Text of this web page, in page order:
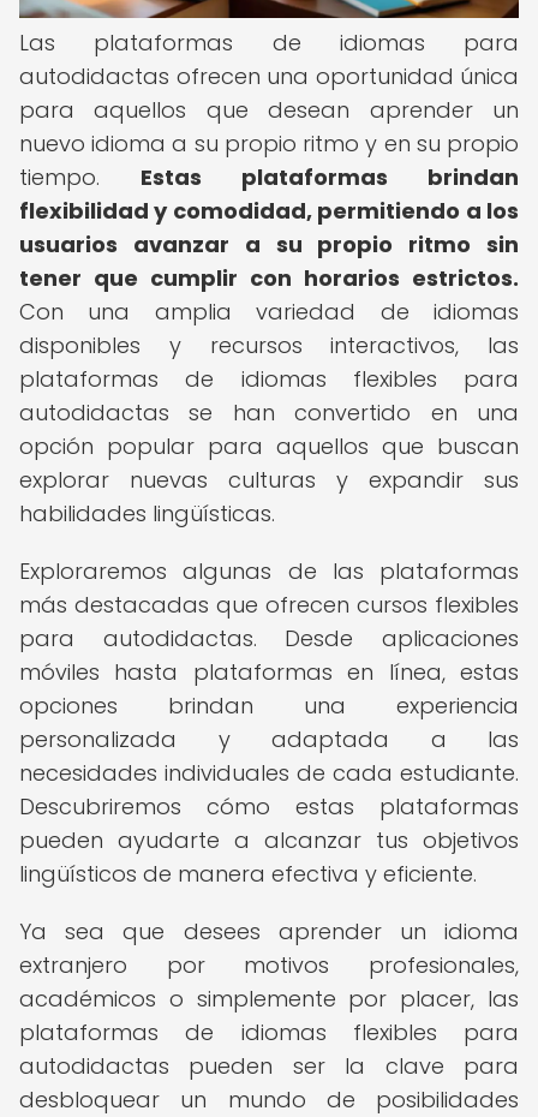
Las plataformas de idiomas para
autodidactas ofrecen una oportunidad única
para aquellos que desean aprender un
nuevo idioma a su propio ritmo y en su propio
tiempo. Estas plataformas brindan
flexibilidad y comodidad, permitiendo a los
usuarios avanzar a su propio ritmo sin
tener que cumplir con horarios estrictos.
Con una amplia variedad de idiomas
disponibles y recursos interactivos, las
plataformas de idiomas flexibles para
autodidactas se han convertido en una
opción popular para aquellos que buscan
explorar nuevas culturas y expandir sus
habilidades lingüísticas.
Exploraremos algunas de las plataformas
más destacadas que ofrecen cursos flexibles
para autodidactas. Desde aplicaciones
móviles hasta plataformas en línea, estas
opciones brindan una experiencia
personalizada y adaptada a las
necesidades individuales de cada estudiante.
Descubriremos cómo estas plataformas
pueden ayudarte a alcanzar tus objetivos
lingüísticos de manera efectiva y eficiente.
Ya sea que desees aprender un idioma
extranjero por motivos profesionales,
académicos o simplemente por placer, las
plataformas de idiomas flexibles para
autodidactas pueden ser la clave para
desbloquear un mundo de posibilidades